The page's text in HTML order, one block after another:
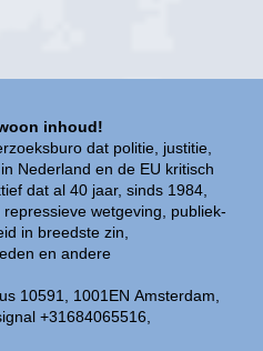
inhoud!
dat politie, justitie,
Nederland en de EU kritisch
dat al 40 jaar, sinds 1984,
wetgeving, publiek-
in breedste zin,
en andere
10591, 1001EN Amsterdam,
+31684065516,